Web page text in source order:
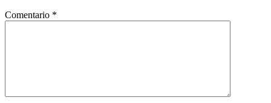
Comentario *